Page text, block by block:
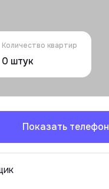
Количество квартир
0 штук
Показать телефон